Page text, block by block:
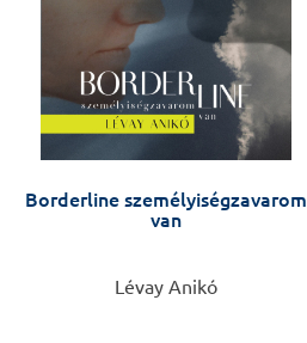
Borderline személyiségzavarom
van
Lévay Anikó